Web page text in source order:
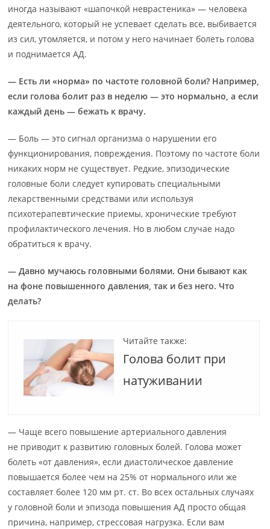
иногда называют «шапочкой неврастеника» — человека
деятельного, который не успевает сделать все, выбивается
из сил, утомляется, и потом у него начинает болеть голова
и поднимается АД.
— Есть ли «норма» по частоте головной боли? Например,
если голова болит раз в неделю — это нормально, а если
каждый день — бежать к врачу.
— Боль — это сигнал организма о нарушении его
функционирования, повреждения. Поэтому по частоте боли
никаких норм не существует. Редкие, эпизодические
головные боли следует купировать специальными
лекарственными средствами или используя
психотерапевтические приемы, хронические требуют
профилактического лечения. Но в любом случае надо
обратиться к врачу.
— Давно мучаюсь головными болями. Они бывают как
на фоне повышенного давления, так и без него. Что
делать?
Читайте также:
Голова болит при
натуживании
— Чаще всего повышение артериального давления
не приводит к развитию головных болей. Голова может
болеть «от давления», если диастолическое давление
повышается более чем на 25% от нормального или же
составляет более 120 мм рт. ст. Во всех остальных случаях
у головной боли и эпизода повышения АД просто общая
причина, например, стрессовая нагрузка. Если вам